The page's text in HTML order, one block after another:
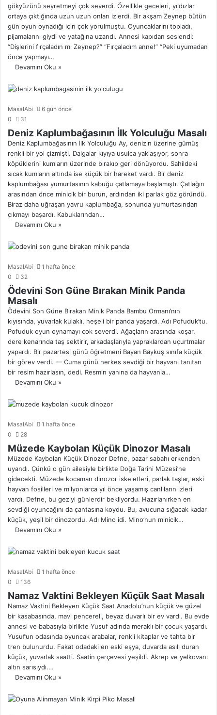
gökyüzünü seyretmeyi çok severdi. Özellikle geceleri, yıldızlar
ortaya çıktığında uzun uzun onları izlerdi. Bir akşam Zeynep bütün
gün oyun oynadığı için çok yorulmuştu. Oyuncaklarını topladı,
pijamalarını giydi ve yatağına uzandı. Annesi kapıdan seslendi:
“Dişlerini fırçaladın mı Zeynep?” “Fırçaladım anne!” “Peki uyumadan
önce yapmayı…
Devamını Oku »
MasalAbi
6 gün önce
0
31
Deniz Kaplumbağasının İlk Yolculuğu Masalı
Deniz Kaplumbağasının İlk Yolculuğu Ay, denizin üzerine gümüş
renkli bir yol çizmişti. Dalgalar kıyıya usulca yaklaşıyor, sonra
köpüklerini kumların üzerinde bırakıp geri dönüyordu. Sahildeki
sıcak kumların altında ise küçük bir hareket vardı. Bir deniz
kaplumbağası yumurtasının kabuğu çatlamaya başlamıştı. Çatlağın
arasından önce minicik bir burun, ardından iki parlak göz göründü.
Biraz daha uğraşan yavru kaplumbağa, sonunda yumurtasından
çıkmayı başardı. Kabuklarından…
Devamını Oku »
MasalAbi
1 hafta önce
0
32
Ödevini Son Güne Bırakan Minik Panda
Masalı
Ödevini Son Güne Bırakan Minik Panda Bambu Ormanı’nın
kıyısında, yuvarlak kulaklı, neşeli bir panda yaşardı. Adı Pofuduk’tu.
Pofuduk oyun oynamayı çok severdi. Ağaçların arasında koşar,
dere kenarında taş sektirir, arkadaşlarıyla yapraklardan uçurtmalar
yapardı. Bir pazartesi günü öğretmeni Bayan Baykuş sınıfa küçük
bir görev verdi. — Cuma günü herkes sevdiği bir hayvanı tanıtan
bir resim hazırlasın, dedi. Resmin yanına da hayvanla…
Devamını Oku »
MasalAbi
1 hafta önce
0
28
Müzede Kaybolan Küçük Dinozor Masalı
Müzede Kaybolan Küçük Dinozor Defne, pazar sabahı erkenden
uyandı. Çünkü o gün ailesiyle birlikte Doğa Tarihi Müzesi’ne
gidecekti. Müzede kocaman dinozor iskeletleri, parlak taşlar, eski
hayvan fosilleri ve milyonlarca yıl önce yaşamış canlıların izleri
vardı. Defne, bu geziyi günlerdir bekliyordu. Hazırlanırken en
sevdiği oyuncağını da çantasına koydu. Bu, avucuna sığacak kadar
küçük, yeşil bir dinozordu. Adı Mino idi. Mino’nun minicik…
Devamını Oku »
MasalAbi
1 hafta önce
0
136
Namaz Vaktini Bekleyen Küçük Saat Masalı
Namaz Vaktini Bekleyen Küçük Saat Anadolu’nun küçük ve güzel
bir kasabasında, mavi pencereli, beyaz duvarlı bir ev vardı. Bu evde
annesi ve babasıyla birlikte Yusuf adında meraklı bir çocuk yaşardı.
Yusuf’un odasında oyuncak arabalar, renkli kitaplar ve tahta bir
tren bulunurdu. Fakat odadaki en eski eşya, duvarda asılı duran
küçük, yuvarlak saatti. Saatin çerçevesi yeşildi. Akrep ve yelkovanı
altın sarısıydı.…
Devamını Oku »